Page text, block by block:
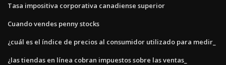
Tasa impositiva corporativa canadiense superior
Cuando vendes penny stocks
¿cuál es el índice de precios al consumidor utilizado para medir_
¿las tiendas en línea cobran impuestos sobre las ventas_